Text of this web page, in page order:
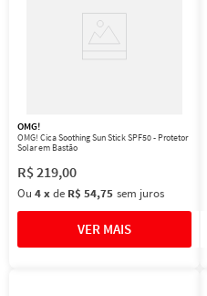
OMG!
OMG! Cica Soothing Sun Stick SPF50 - Protetor
Solar em Bastão
R$219,00
Ou 4xde R$ 54,75 sem juros